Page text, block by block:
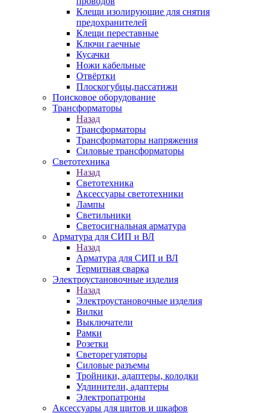
Клещи изолирующие для снятия
предохранителей
Клещи переставные
Ключи гаечные
Кусачки
Ножи кабельные
Отвёртки
Плоскогубцы,пассатижи
Поисковое оборудование
Трансформаторы
Назад
Трансформаторы
Трансформаторы напряжения
Силовые трансформаторы
Светотехника
Назад
Светотехника
Аксессуары светотехники
Лампы
Светильники
Светосигнальная арматура
Арматура для СИП и ВЛ
Назад
Арматура для СИП и ВЛ
Термитная сварка
Электроустановочные изделия
Назад
Электроустановочные изделия
Вилки
Выключатели
Рамки
Розетки
Светорегуляторы
Силовые разъемы
Тройники, адаптеры, колодки
Удлинители, адаптеры
Электропатроны
Аксессуары для щитов и шкафов